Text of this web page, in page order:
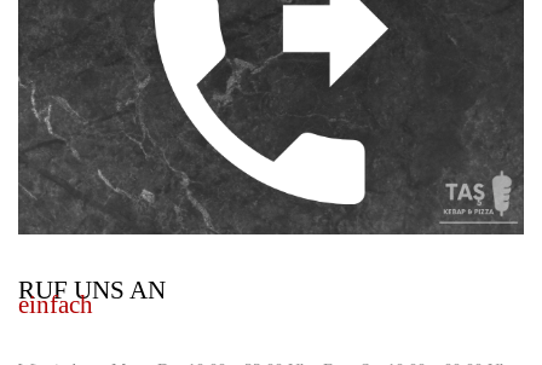
RUF UNS AN
einfach